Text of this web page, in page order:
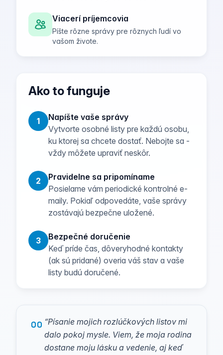
Viacerí príjemcovia
Píšte rôzne správy pre rôznych ľudí vo
vašom živote.
Ako to funguje
1
Napíšte vaše správy
Vytvorte osobné listy pre každú osobu,
ku ktorej sa chcete dostať. Nebojte sa -
vždy môžete upraviť neskôr.
2
Pravidelne sa pripomíname
Posielame vám periodické kontrolné e-
maily. Pokiaľ odpovedáte, vaše správy
zostávajú bezpečne uložené.
3
Bezpečné doručenie
Keď príde čas, dôveryhodné kontakty
(ak sú pridané) overia váš stav a vaše
listy budú doručené.
“Písanie mojich rozlúčkových listov mi
dalo pokoj mysle. Viem, že moja rodina
dostane moju lásku a vedenie, aj keď